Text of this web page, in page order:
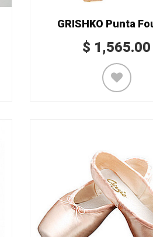
GRISHKO Punta
$ 1,565.00